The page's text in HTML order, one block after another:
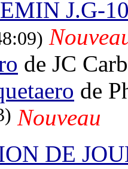
J.G-
de JC
de
Nouveau
DE